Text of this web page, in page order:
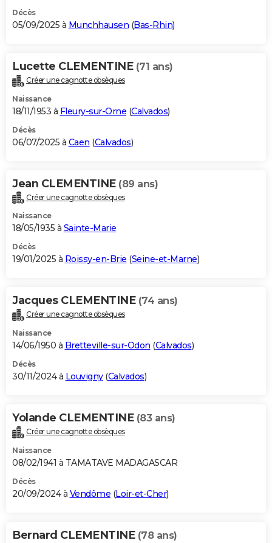
Décès
05/09/2025 à Munchhausen (Bas-Rhin)
Lucette CLEMENTINE (71 ans)
Créer une cagnotte obsèques
Naissance
18/11/1953 à Fleury-sur-Orne (Calvados)
Décès
06/07/2025 à Caen (Calvados)
Jean CLEMENTINE (89 ans)
Créer une cagnotte obsèques
Naissance
18/05/1935 à Sainte-Marie
Décès
19/01/2025 à Roissy-en-Brie (Seine-et-Marne)
Jacques CLEMENTINE (74 ans)
Créer une cagnotte obsèques
Naissance
14/06/1950 à Bretteville-sur-Odon (Calvados)
Décès
30/11/2024 à Louvigny(Calvados)
Yolande CLEMENTINE (83 ans)
Créer une cagnotte obsèques
Naissance
08/02/1941 à TAMATAVE MADAGASCAR
Décès
20/09/2024 à Vendôme (Loir-et-Cher)
Bernard CLEMENTINE (78 ans)